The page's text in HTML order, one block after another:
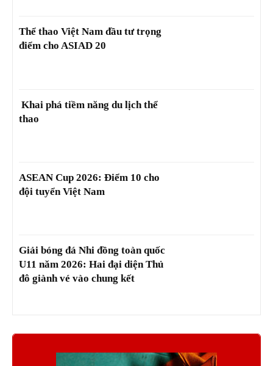
Thể thao Việt Nam đầu tư trọng
điểm cho ASIAD 20
Khai phá tiềm năng du lịch thể
thao
ASEAN Cup 2026: Điểm 10 cho
đội tuyển Việt Nam
Giải bóng đá Nhi đồng toàn quốc
U11 năm 2026: Hai đại diện Thủ
đô giành vé vào chung kết